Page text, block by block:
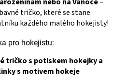
tričko, které se stane
každého malého hokejisty!
pro hokejistu:
tričko s potiskem hokejky a
s motivem hokeje